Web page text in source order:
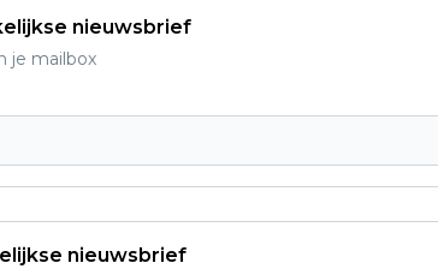
nieuwsbrief
je mailbox
nieuwsbrief